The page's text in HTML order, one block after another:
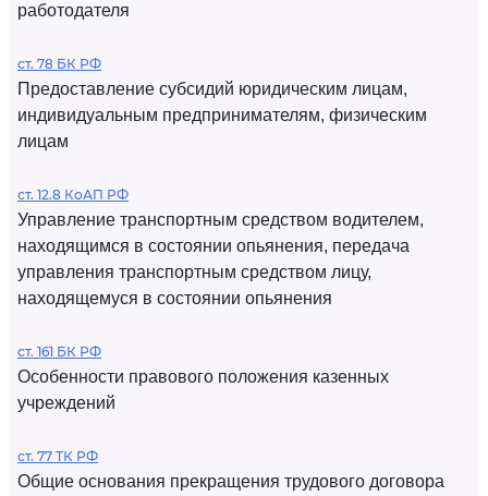
работодателя
ст. 78 БК РФ
Предоставление субсидий юридическим лицам,
индивидуальным предпринимателям, физическим
лицам
ст. 12.8 КоАП РФ
Управление транспортным средством водителем,
находящимся в состоянии опьянения, передача
управления транспортным средством лицу,
находящемуся в состоянии опьянения
ст. 161 БК РФ
Особенности правового положения казенных
учреждений
ст. 77 ТК РФ
Общие основания прекращения трудового договора